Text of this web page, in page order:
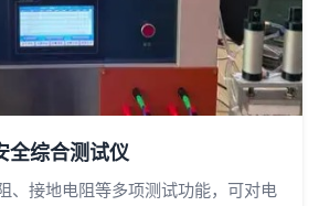
全综合测试仪
、接地电阻等多项测试功能，可对电